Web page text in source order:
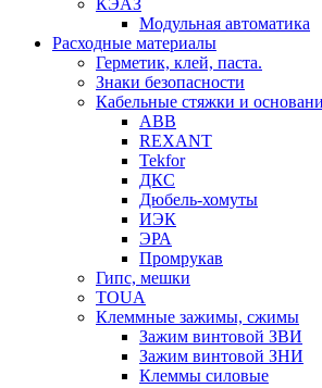
Модульная автоматика
Расходные материалы
Герметик, клей, паста.
Знаки безопасности
Кабельные стяжки и
ABB
REXANT
Tekfor
ДКС
Дюбель-хомуты
ИЭК
ЭРА
Промрукав
Гипс, мешки
TOUA
Клеммные зажимы, сжимы
Зажим винтовой ЗВИ
Зажим винтовой ЗНИ
Клеммы силовые